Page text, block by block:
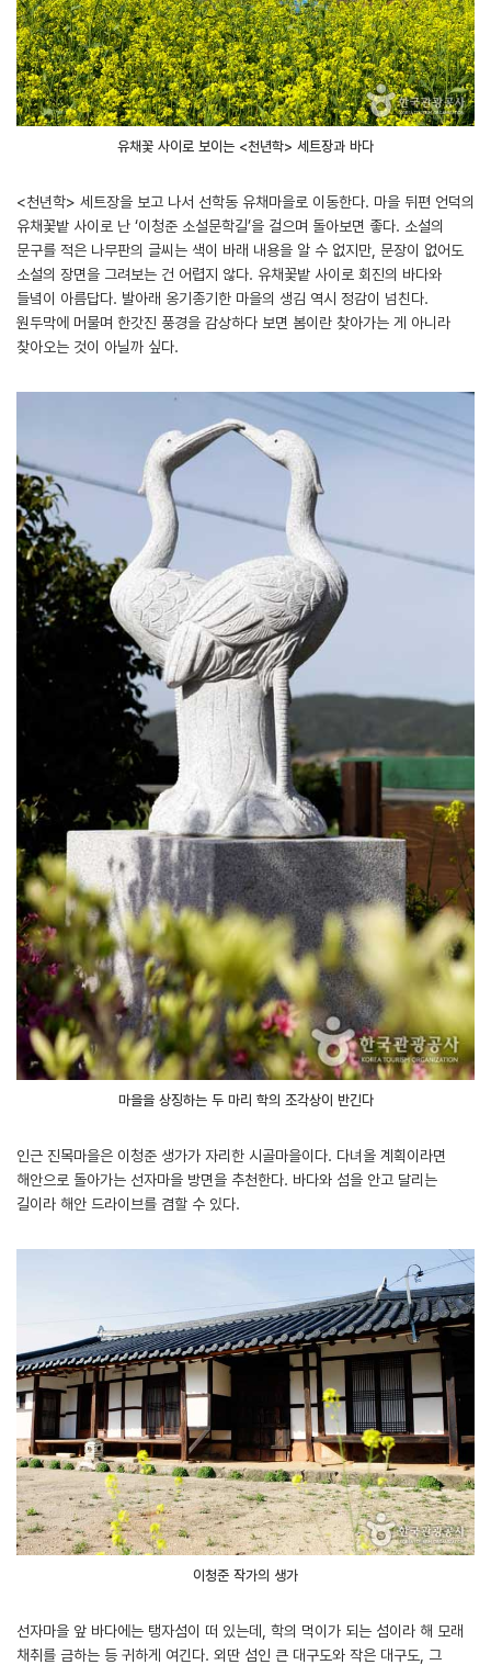
유채꽃 사이로 보이는 <천년학> 세트장과 바다
<천년학> 세트장을 보고 나서 선학동 유채마을로 이동한다. 마을 뒤편 언덕의
유채꽃밭 사이로 난 ‘이청준 소설문학길’을 걸으며 돌아보면 좋다. 소설의
문구를 적은 나무판의 글씨는 색이 바래 내용을 알 수 없지만, 문장이 없어도
소설의 장면을 그려보는 건 어렵지 않다. 유채꽃밭 사이로 회진의 바다와
들녘이 아름답다. 발아래 옹기종기한 마을의 생김 역시 정감이 넘친다.
원두막에 머물며 한갓진 풍경을 감상하다 보면 봄이란 찾아가는 게 아니라
찾아오는 것이 아닐까 싶다.
마을을 상징하는 두 마리 학의 조각상이 반긴다
인근 진목마을은 이청준 생가가 자리한 시골마을이다. 다녀올 계획이라면
해안으로 돌아가는 선자마을 방면을 추천한다. 바다와 섬을 안고 달리는
길이라 해안 드라이브를 겸할 수 있다.
이청준 작가의 생가
선자마을 앞 바다에는 탱자섬이 떠 있는데, 학의 먹이가 되는 섬이라 해 모래
채취를 금하는 등 귀하게 여긴다. 외딴 섬인 큰 대구도와 작은 대구도, 그